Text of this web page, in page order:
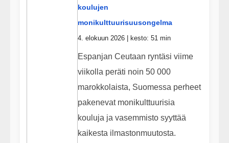
koulujen
monikulttuurisuusongelma
4. elokuun 2026 | kesto: 51 min
Espanjan Ceutaan ryntäsi viime
viikolla peräti noin 50 000
marokkolaista, Suomessa perheet
pakenevat monikulttuurisia
kouluja ja vasemmisto syyttää
kaikesta ilmastonmuutosta.